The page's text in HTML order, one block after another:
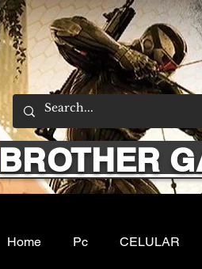
BROTHER
Home Pc CELULAR